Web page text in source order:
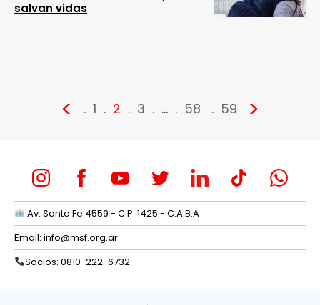
salvan vidas
< 1 2 3 … 58 59 >
Av. Santa Fe 4559 - C.P. 1425 - C.A.B.A
Email: info@msf.org.ar
Socios: 0810-222-6732